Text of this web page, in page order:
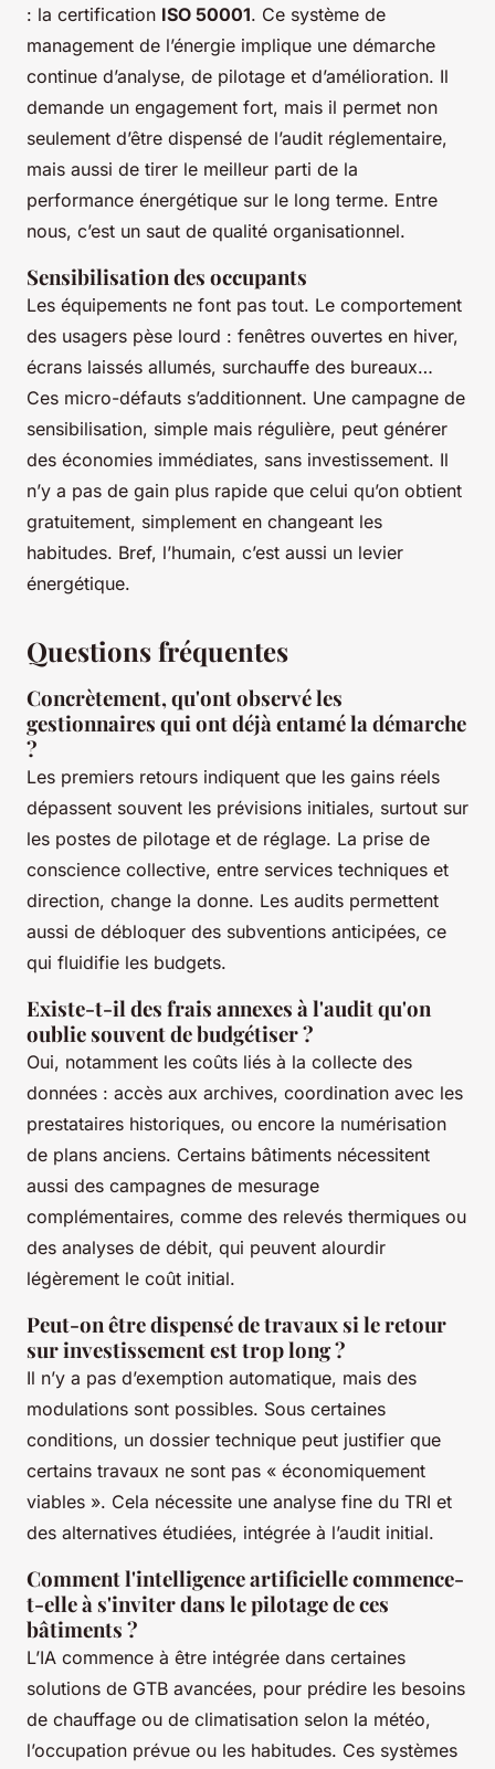
: la certification ISO 50001. Ce système de
management de l’énergie implique une démarche
continue d’analyse, de pilotage et d’amélioration. Il
demande un engagement fort, mais il permet non
seulement d’être dispensé de l’audit réglementaire,
mais aussi de tirer le meilleur parti de la
performance énergétique sur le long terme. Entre
nous, c’est un saut de qualité organisationnel.
Sensibilisation des occupants
Les équipements ne font pas tout. Le comportement
des usagers pèse lourd : fenêtres ouvertes en hiver,
écrans laissés allumés, surchauffe des bureaux…
Ces micro-défauts s’additionnent. Une campagne de
sensibilisation, simple mais régulière, peut générer
des économies immédiates, sans investissement. Il
n’y a pas de gain plus rapide que celui qu’on obtient
gratuitement, simplement en changeant les
habitudes. Bref, l’humain, c’est aussi un levier
énergétique.
Questions fréquentes
Concrètement, qu'ont observé les
gestionnaires qui ont déjà entamé la démarche
?
Les premiers retours indiquent que les gains réels
dépassent souvent les prévisions initiales, surtout sur
les postes de pilotage et de réglage. La prise de
conscience collective, entre services techniques et
direction, change la donne. Les audits permettent
aussi de débloquer des subventions anticipées, ce
qui fluidifie les budgets.
Existe-t-il des frais annexes à l'audit qu'on
oublie souvent de budgétiser ?
Oui, notamment les coûts liés à la collecte des
données : accès aux archives, coordination avec les
prestataires historiques, ou encore la numérisation
de plans anciens. Certains bâtiments nécessitent
aussi des campagnes de mesurage
complémentaires, comme des relevés thermiques ou
des analyses de débit, qui peuvent alourdir
légèrement le coût initial.
Peut-on être dispensé de travaux si le retour
sur investissement est trop long ?
Il n’y a pas d’exemption automatique, mais des
modulations sont possibles. Sous certaines
conditions, un dossier technique peut justifier que
certains travaux ne sont pas « économiquement
viables ». Cela nécessite une analyse fine du TRI et
des alternatives étudiées, intégrée à l’audit initial.
Comment l'intelligence artificielle commence-
t-elle à s'inviter dans le pilotage de ces
bâtiments ?
L’IA commence à être intégrée dans certaines
solutions de GTB avancées, pour prédire les besoins
de chauffage ou de climatisation selon la météo,
l’occupation prévue ou les habitudes. Ces systèmes